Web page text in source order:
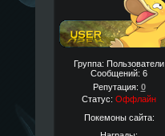
Группа: Пользователи
Сообщений: 6
Репутация: 0
Статус: Оффлайн
Покемоны сайта: